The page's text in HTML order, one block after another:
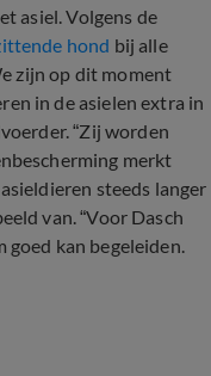
asiel. Volgens de
hond bij alle
zijn op dit moment
in de asielen extra in
“Zij worden
merkt
steeds langer
van. “Voor Dasch
goed kan begeleiden.